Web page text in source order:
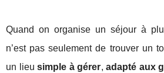
Quand on organise un séjour à
n’est pas seulement de trouver un
un lieusimple à gérer,adapté aux